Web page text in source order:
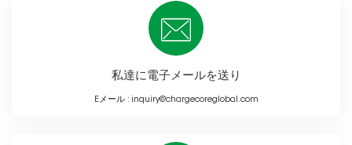
私達に電子メールを送り
Eメール : inquiry@chargecoreglobal.com